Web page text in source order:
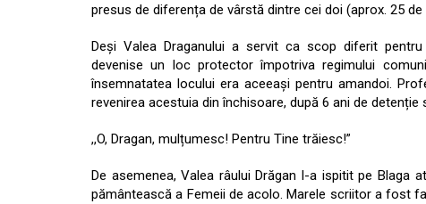
presus de diferența de vârstă dintre cei doi (aprox. 25 de
Deși Valea Draganului a servit ca scop diferit
devenise un loc protector împotriva regimului
însemnatatea locului era aceeași pentru amandoi.
revenirea acestuia din închisoare, după 6 ani de detenție
,,O, Dragan, mulțumesc! Pentru Tine trăiesc!”
De asemenea, Valea râului Drăgan l-a ispitit pe Blaga
pământească a Femeii de acolo. Marele scriitor a fost